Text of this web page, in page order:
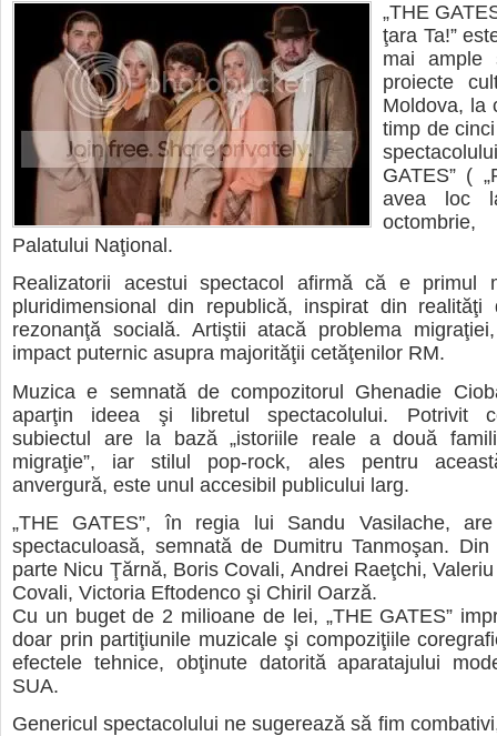
„THE
ţara Ta!”
mai ample
proiecte
Moldova, la
timp de
GATES” (
avea loc
Palatului Naţional.
Realizatorii acestui spectacol afirmă că e primul
pluridimensional din republică, inspirat din realităţi
rezonanţă socială. Artiştii atacă problema
impact puternic asupra majorităţii cetăţenilor RM.
Muzica e semnată de compozitorul Ghenadie
aparţin ideea şi libretul spectacolului. Potrivit
subiectul are la bază „istoriile reale a două
migraţie”, iar stilul pop-rock, ales pentru
anvergură, este unul accesibil publicului larg.
„THE GATES”, în regia lui Sandu Vasilache,
spectaculoasă, semnată de Dumitru Tanmoşan.
parte Nicu Ţărnă, Boris Covali, Andrei Raeţchi,
Covali, Victoria Eftodenco şi Chiril Oarză.
Cu un buget de 2 milioane de lei, „THE GATES”
doar prin partiţiunile muzicale şi compoziţiile
efectele tehnice, obţinute datorită aparatajului
SUA.
Genericul spectacolului ne sugerează să fim